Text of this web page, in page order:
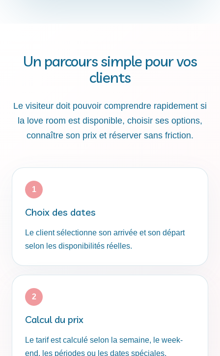
Un parcours simple pour vos
clients
Le visiteur doit pouvoir comprendre rapidement si
la love room est disponible, choisir ses options,
connaître son prix et réserver sans friction.
Choix des dates
Le client sélectionne son arrivée et son départ
selon les disponibilités réelles.
Calcul du prix
Le tarif est calculé selon la semaine, le week-
end, les périodes ou les dates spéciales.